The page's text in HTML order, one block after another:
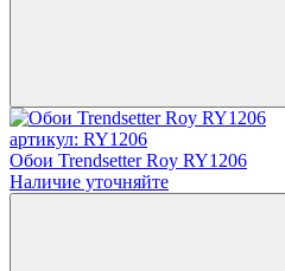
артикул: RY1206
Обои Trendsetter Roy RY1206
Наличие уточняйте